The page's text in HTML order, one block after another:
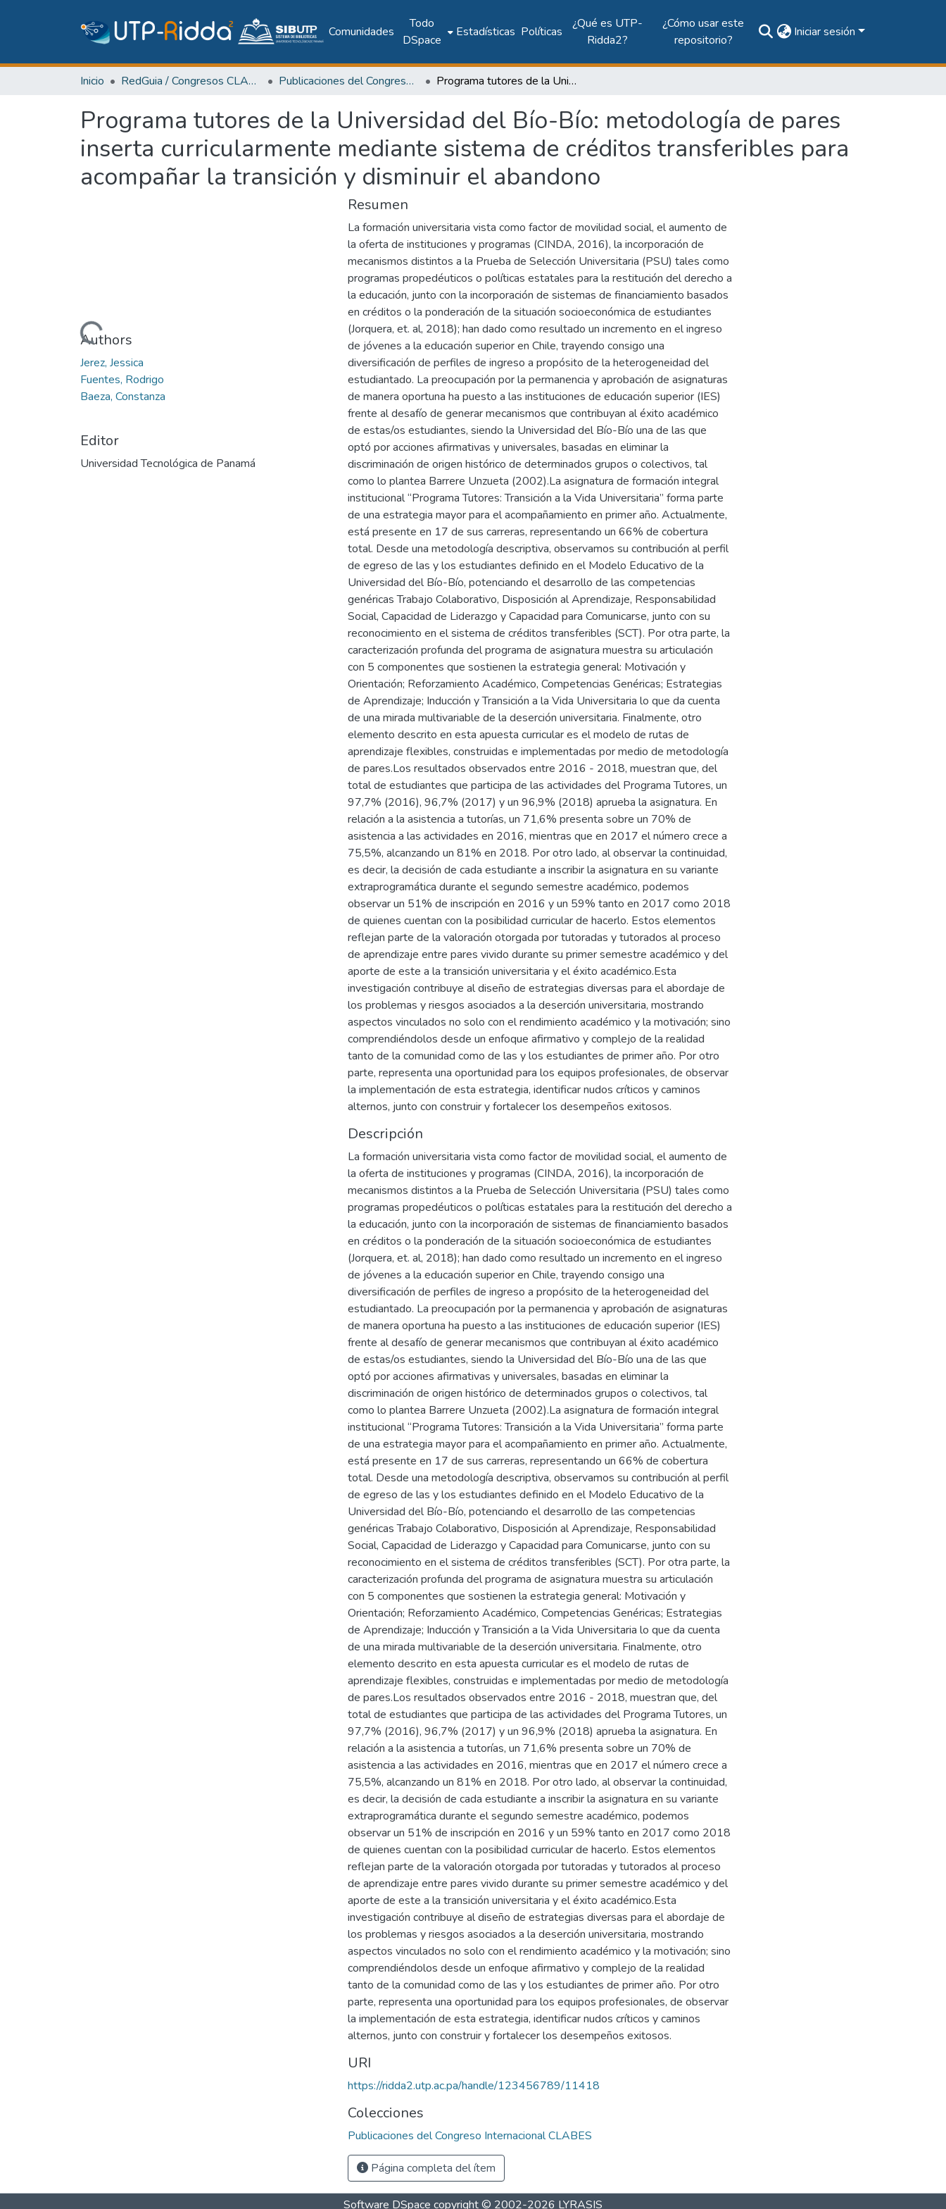
Comunidades
Todo
DSpace
Estadísticas Políticas
¿Qué es UTP-
Ridda2?
¿Cómo usar este
repositorio?
Iniciar sesión
Inicio RedGuia / Congresos CLABES Publicaciones del Congreso Internacional CLABES Programa tutores de la Universidad del Bío-Bío: metodología de pares inserta curricularmente mediante sistema de créditos transferibles para acompañar la transición y disminuir el abandono
Programa tutores de la Universidad del Bío-Bío: metodología de pares
inserta curricularmente mediante sistema de créditos transferibles para
acompañar la transición y disminuir el abandono
Cargando...
Authors
Jerez, Jessica
Fuentes, Rodrigo
Baeza, Constanza
Editor
Universidad Tecnológica de Panamá
Resumen
La formación universitaria vista como factor de movilidad social, el aumento de
la oferta de instituciones y programas (CINDA, 2016), la incorporación de
mecanismos distintos a la Prueba de Selección Universitaria (PSU) tales como
programas propedéuticos o políticas estatales para la restitución del derecho a
la educación, junto con la incorporación de sistemas de financiamiento basados
en créditos o la ponderación de la situación socioeconómica de estudiantes
(Jorquera, et. al, 2018); han dado como resultado un incremento en el ingreso
de jóvenes a la educación superior en Chile, trayendo consigo una
diversificación de perfiles de ingreso a propósito de la heterogeneidad del
estudiantado. La preocupación por la permanencia y aprobación de asignaturas
de manera oportuna ha puesto a las instituciones de educación superior (IES)
frente al desafío de generar mecanismos que contribuyan al éxito académico
de estas/os estudiantes, siendo la Universidad del Bío-Bío una de las que
optó por acciones afirmativas y universales, basadas en eliminar la
discriminación de origen histórico de determinados grupos o colectivos, tal
como lo plantea Barrere Unzueta (2002).La asignatura de formación integral
institucional “Programa Tutores: Transición a la Vida Universitaria” forma parte
de una estrategia mayor para el acompañamiento en primer año. Actualmente,
está presente en 17 de sus carreras, representando un 66% de cobertura
total. Desde una metodología descriptiva, observamos su contribución al perfil
de egreso de las y los estudiantes definido en el Modelo Educativo de la
Universidad del Bío-Bío, potenciando el desarrollo de las competencias
genéricas Trabajo Colaborativo, Disposición al Aprendizaje, Responsabilidad
Social, Capacidad de Liderazgo y Capacidad para Comunicarse, junto con su
reconocimiento en el sistema de créditos transferibles (SCT). Por otra parte, la
caracterización profunda del programa de asignatura muestra su articulación
con 5 componentes que sostienen la estrategia general: Motivación y
Orientación; Reforzamiento Académico, Competencias Genéricas; Estrategias
de Aprendizaje; Inducción y Transición a la Vida Universitaria lo que da cuenta
de una mirada multivariable de la deserción universitaria. Finalmente, otro
elemento descrito en esta apuesta curricular es el modelo de rutas de
aprendizaje flexibles, construidas e implementadas por medio de metodología
de pares.Los resultados observados entre 2016 - 2018, muestran que, del
total de estudiantes que participa de las actividades del Programa Tutores, un
97,7% (2016), 96,7% (2017) y un 96,9% (2018) aprueba la asignatura. En
relación a la asistencia a tutorías, un 71,6% presenta sobre un 70% de
asistencia a las actividades en 2016, mientras que en 2017 el número crece a
75,5%, alcanzando un 81% en 2018. Por otro lado, al observar la continuidad,
es decir, la decisión de cada estudiante a inscribir la asignatura en su variante
extraprogramática durante el segundo semestre académico, podemos
observar un 51% de inscripción en 2016 y un 59% tanto en 2017 como 2018
de quienes cuentan con la posibilidad curricular de hacerlo. Estos elementos
reflejan parte de la valoración otorgada por tutoradas y tutorados al proceso
de aprendizaje entre pares vivido durante su primer semestre académico y del
aporte de este a la transición universitaria y el éxito académico.Esta
investigación contribuye al diseño de estrategias diversas para el abordaje de
los problemas y riesgos asociados a la deserción universitaria, mostrando
aspectos vinculados no solo con el rendimiento académico y la motivación; sino
comprendiéndolos desde un enfoque afirmativo y complejo de la realidad
tanto de la comunidad como de las y los estudiantes de primer año. Por otro
parte, representa una oportunidad para los equipos profesionales, de observar
la implementación de esta estrategia, identificar nudos críticos y caminos
alternos, junto con construir y fortalecer los desempeños exitosos.
Descripción
La formación universitaria vista como factor de movilidad social, el aumento de
la oferta de instituciones y programas (CINDA, 2016), la incorporación de
mecanismos distintos a la Prueba de Selección Universitaria (PSU) tales como
programas propedéuticos o políticas estatales para la restitución del derecho a
la educación, junto con la incorporación de sistemas de financiamiento basados
en créditos o la ponderación de la situación socioeconómica de estudiantes
(Jorquera, et. al, 2018); han dado como resultado un incremento en el ingreso
de jóvenes a la educación superior en Chile, trayendo consigo una
diversificación de perfiles de ingreso a propósito de la heterogeneidad del
estudiantado. La preocupación por la permanencia y aprobación de asignaturas
de manera oportuna ha puesto a las instituciones de educación superior (IES)
frente al desafío de generar mecanismos que contribuyan al éxito académico
de estas/os estudiantes, siendo la Universidad del Bío-Bío una de las que
optó por acciones afirmativas y universales, basadas en eliminar la
discriminación de origen histórico de determinados grupos o colectivos, tal
como lo plantea Barrere Unzueta (2002).La asignatura de formación integral
institucional “Programa Tutores: Transición a la Vida Universitaria” forma parte
de una estrategia mayor para el acompañamiento en primer año. Actualmente,
está presente en 17 de sus carreras, representando un 66% de cobertura
total. Desde una metodología descriptiva, observamos su contribución al perfil
de egreso de las y los estudiantes definido en el Modelo Educativo de la
Universidad del Bío-Bío, potenciando el desarrollo de las competencias
genéricas Trabajo Colaborativo, Disposición al Aprendizaje, Responsabilidad
Social, Capacidad de Liderazgo y Capacidad para Comunicarse, junto con su
reconocimiento en el sistema de créditos transferibles (SCT). Por otra parte, la
caracterización profunda del programa de asignatura muestra su articulación
con 5 componentes que sostienen la estrategia general: Motivación y
Orientación; Reforzamiento Académico, Competencias Genéricas; Estrategias
de Aprendizaje; Inducción y Transición a la Vida Universitaria lo que da cuenta
de una mirada multivariable de la deserción universitaria. Finalmente, otro
elemento descrito en esta apuesta curricular es el modelo de rutas de
aprendizaje flexibles, construidas e implementadas por medio de metodología
de pares.Los resultados observados entre 2016 - 2018, muestran que, del
total de estudiantes que participa de las actividades del Programa Tutores, un
97,7% (2016), 96,7% (2017) y un 96,9% (2018) aprueba la asignatura. En
relación a la asistencia a tutorías, un 71,6% presenta sobre un 70% de
asistencia a las actividades en 2016, mientras que en 2017 el número crece a
75,5%, alcanzando un 81% en 2018. Por otro lado, al observar la continuidad,
es decir, la decisión de cada estudiante a inscribir la asignatura en su variante
extraprogramática durante el segundo semestre académico, podemos
observar un 51% de inscripción en 2016 y un 59% tanto en 2017 como 2018
de quienes cuentan con la posibilidad curricular de hacerlo. Estos elementos
reflejan parte de la valoración otorgada por tutoradas y tutorados al proceso
de aprendizaje entre pares vivido durante su primer semestre académico y del
aporte de este a la transición universitaria y el éxito académico.Esta
investigación contribuye al diseño de estrategias diversas para el abordaje de
los problemas y riesgos asociados a la deserción universitaria, mostrando
aspectos vinculados no solo con el rendimiento académico y la motivación; sino
comprendiéndolos desde un enfoque afirmativo y complejo de la realidad
tanto de la comunidad como de las y los estudiantes de primer año. Por otro
parte, representa una oportunidad para los equipos profesionales, de observar
la implementación de esta estrategia, identificar nudos críticos y caminos
alternos, junto con construir y fortalecer los desempeños exitosos.
URI
https://ridda2.utp.ac.pa/handle/123456789/11418
Colecciones
Publicaciones del Congreso Internacional CLABES
Página completa del ítem
Software DSpace copyright © 2002-2026 LYRASIS